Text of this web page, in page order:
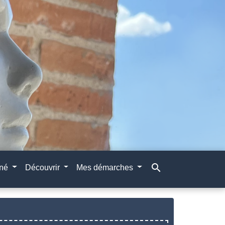
Découvrir Mes démarches search